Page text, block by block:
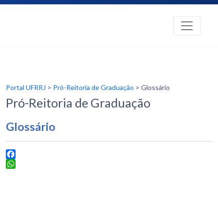
Portal UFRRJ > Pró-Reitoria de Graduação > Glossário
Pró-Reitoria de Graduação
Glossário